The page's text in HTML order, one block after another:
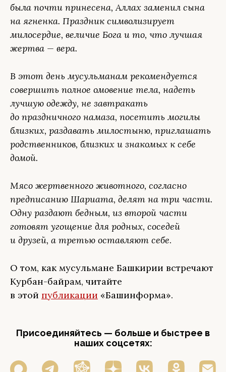
была почти принесена, Аллах заменил сына
на ягненка. Праздник символизирует
милосердие, величие Бога и то, что лучшая
жертва — вера.
В этот день мусульманам рекомендуется
совершить полное омовение тела, надеть
лучшую одежду, не завтракать
до праздничного намаза, посетить могилы
близких, раздавать милостыню, приглашать
родственников, близких и знакомых к себе
домой.
Мясо жертвенного животного, согласно
предписанию Шариата, делят на три части.
Одну раздают бедным, из второй части
готовят угощение для родных, соседей
и друзей, а третью оставляют себе.
О том, как мусульмане Башкирии встречают
Курбан-байрам, читайте
в этой публикации «Башинформа».
Присоединяйтесь — больше и быстрее в
наших соцсетях: